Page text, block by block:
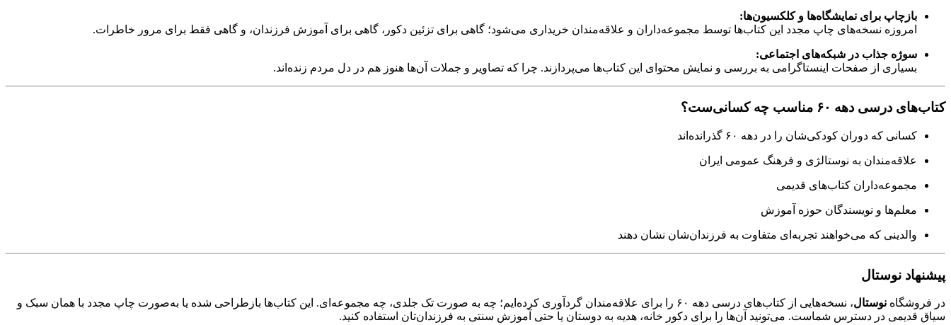
بازچاپ برای نمایشگاه‌ها و کلکسیون‌ها:
امروزه نسخه‌های چاپ مجدد این کتاب‌ها توسط مجموعه‌داران و علاقه‌مندان خریداری می‌شود؛ گاهی برای تزئین دکور، گاهی برای آموزش فرزندان، و گاهی فقط برای مرور خاطرات.
سوژه‌ جذاب در شبکه‌های اجتماعی:
بسیاری از صفحات اینستاگرامی به بررسی و نمایش محتوای این کتاب‌ها می‌پردازند. چرا که تصاویر و جملات آن‌ها هنوز هم در دل مردم زنده‌اند.
کتاب‌های درسی دهه ۶۰ مناسب چه کسانی‌ست؟
کسانی که دوران کودکی‌شان را در دهه ۶۰ گذرانده‌اند
علاقه‌مندان به نوستالژی و فرهنگ عمومی ایران
مجموعه‌داران کتاب‌های قدیمی
معلم‌ها و نویسندگان حوزه آموزش
والدینی که می‌خواهند تجربه‌ای متفاوت به فرزندان‌شان نشان دهند
پیشنهاد نوستال
در فروشگاه نوستال
، نسخه‌هایی از کتاب‌های درسی دهه ۶۰ را برای علاقه‌مندان گردآوری کرده‌ایم؛ چه به صورت تک جلدی، چه مجموعه‌ای. این کتاب‌ها بازطراحی شده یا به‌صورت چاپ مجدد با همان سبک و
سیاق قدیمی در دسترس شماست. می‌تونید آن‌ها را برای دکور خانه، هدیه به دوستان یا حتی آموزش سنتی به فرزندان‌تان استفاده کنید.